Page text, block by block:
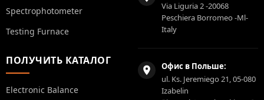
Spectrophotometer
Testing Furnace
ПОЛУЧИТЬ КАТАЛОГ
Electronic Balance
Via Liguria 2 -20068
Peschiera Borromeo -Ml-
Italy
Офис в Польше:
ul. Ks. Jeremiego 21, 05-080
Izabelin